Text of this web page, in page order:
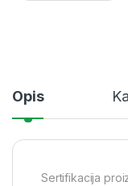
Opis
Sertifikacija